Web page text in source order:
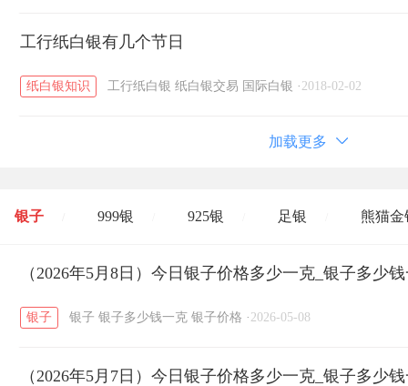
工行纸白银有几个节日
纸白银知识 工行纸白银 纸白银交易 国际白银 · 2018-02-02
加载更多
银子 999银 925银 足银 熊猫金
开国纪念币 大清银币 / 长城币 / 老
菜百 周生生 周大生
六福 金至尊 潮宏基 亚一金店
（2026年5月8日）今日银子价格多少一克_银子多少
银子 银子 银子多少钱一克 银子价格 · 2026-05-08
（2026年5月7日）今日银子价格多少一克_银子多少